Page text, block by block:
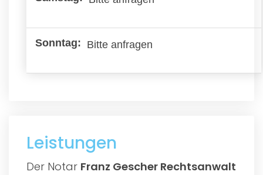
Bitte anfragen
Leistungen
Der Notar Franz Gescher Rechtsanwalt